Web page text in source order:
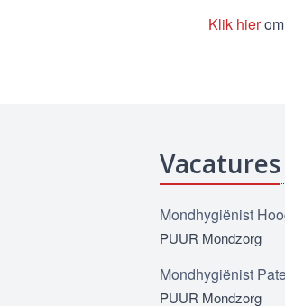
Klik hierom
Vacatures
Mondhygiënist
PUUR Mondzorg
Mondhygiënist
PUUR Mondzorg